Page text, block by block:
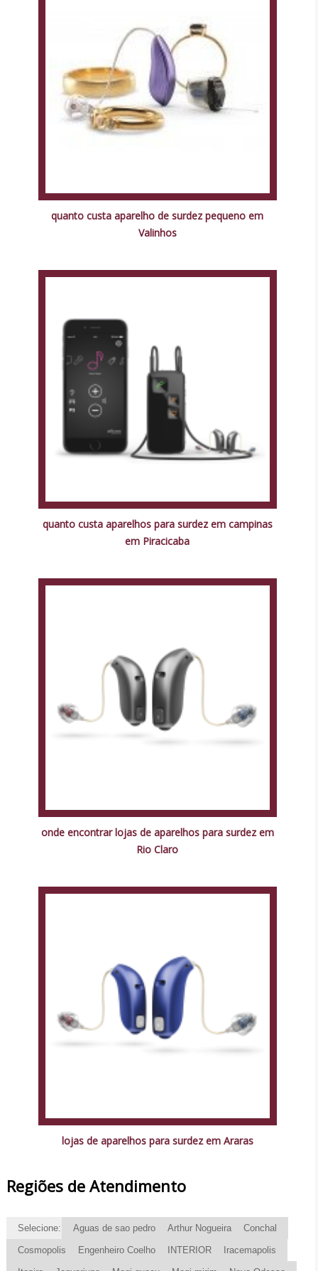
quanto custa aparelho de surdez pequeno em
Valinhos
quanto custa aparelhos para surdez em campinas
em Piracicaba
onde encontrar lojas de aparelhos para surdez em
Rio Claro
lojas de aparelhos para surdez em Araras
Regiões de Atendimento
Selecione: Aguas de sao pedro Arthur Nogueira Conchal
Cosmopolis Engenheiro Coelho INTERIOR Iracemapolis